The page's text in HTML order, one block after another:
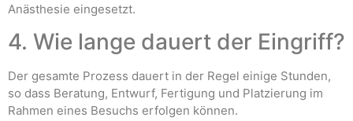
Anästhesie eingesetzt.
4. Wie lange dauert der Eingriff?
Der gesamte Prozess dauert in der Regel einige Stunden,
so dass Beratung, Entwurf, Fertigung und Platzierung im
Rahmen eines Besuchs erfolgen können.